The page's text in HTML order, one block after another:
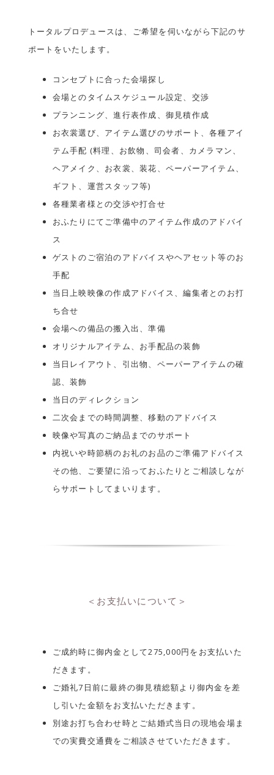
トータルプロデュースは、ご希望を伺いながら下記のサ
ポートをいたします。
コンセプトに合った会場探し
会場とのタイムスケジュール設定、交渉
プランニング、進行表作成、御見積作成
お衣裳選び、アイテム選びのサポート、各種アイ
テム手配 (料理、お飲物、司会者、カメラマン、
ヘアメイク、お衣裳、装花、ペーパーアイテム、
ギフト、運営スタッフ等)
各種業者様との交渉や打合せ
おふたりにてご準備中のアイテム作成のアドバイ
ス
ゲストのご宿泊のアドバイスやヘアセット等のお
手配
当日上映映像の作成アドバイス、編集者とのお打
ち合せ
会場への備品の搬入出、準備
オリジナルアイテム、お手配品の装飾
当日レイアウト、引出物、ペーパーアイテムの確
認、装飾
当日のディレクション
二次会までの時間調整、移動のアドバイス
映像や写真のご納品までのサポート
内祝いや時節柄のお礼のお品のご準備アドバイス
その他、ご要望に沿っておふたりとご相談しなが
らサポートしてまいります。
＜お支払いについて＞
ご成約時に御内金として275,000円をお支払いた
だきます。
ご婚礼7日前に最終の御見積総額より御内金を差
し引いた金額をお支払いただきます。
別途お打ち合わせ時とご結婚式当日の現地会場ま
での実費交通費をご相談させていただきます。